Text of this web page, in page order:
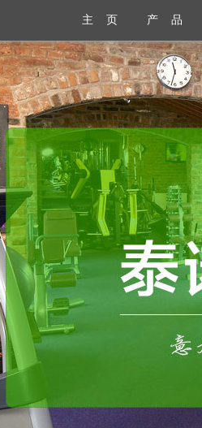
主 页 产 品